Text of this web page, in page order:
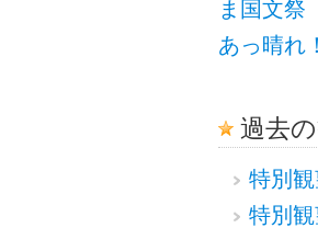
ま国文祭
あっ晴れ
過去
特別
特別